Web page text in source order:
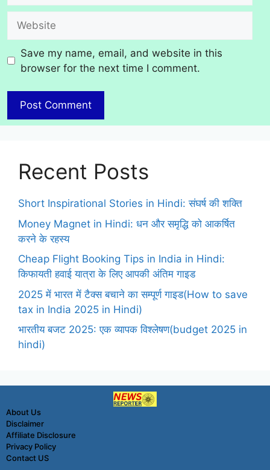
Save my name, email, and website in this
browser for the next time I comment.
Recent Posts
Short Inspirational Stories in Hindi: संघर्ष की शक्ति
Money Magnet in Hindi: धन और समृद्धि को आकर्षित
करने के रहस्य
Cheap Flight Booking Tips in India in Hindi:
किफायती हवाई यात्रा के लिए आपकी अंतिम गाइड
2025 में भारत में टैक्स बचाने का सम्पूर्ण गाइड(How to save
tax in India 2025 in Hindi)
भारतीय बजट 2025: एक व्यापक विश्लेषण(budget 2025 in
hindi)
About Us
Disclaimer
Affiliate Disclosure
Privacy Policy
Contact US